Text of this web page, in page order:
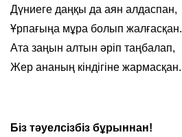
Дүниеге даңқы да аян алдаспан,
Ұрпағыңа мұра болып жалғасқан.
Ата заңын алтын әріп таңбалап,
Жер ананың кіндігіне жармасқан.
Біз тәуелсізбіз бұрыннан!